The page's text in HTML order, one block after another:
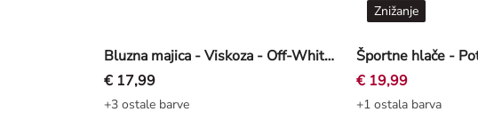
Bluzna majica - Viskoza - Off-White bela
€ 17,99
+3 ostale barve
Znižanje
€ 19,99
+1 ostala barva